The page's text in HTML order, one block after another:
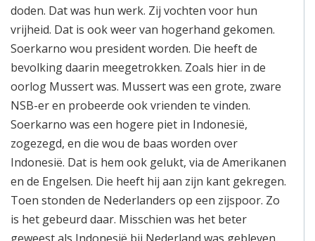
doden. Dat was hun werk. Zij vochten voor hun
vrijheid. Dat is ook weer van hogerhand gekomen.
Soerkarno wou president worden. Die heeft de
bevolking daarin meegetrokken. Zoals hier in de
oorlog Mussert was. Mussert was een grote, zware
NSB-er en probeerde ook vrienden te vinden.
Soerkarno was een hogere piet in Indonesië,
zogezegd, en die wou de baas worden over
Indonesië. Dat is hem ook gelukt, via de Amerikanen
en de Engelsen. Die heeft hij aan zijn kant gekregen.
Toen stonden de Nederlanders op een zijspoor. Zo
is het gebeurd daar. Misschien was het beter